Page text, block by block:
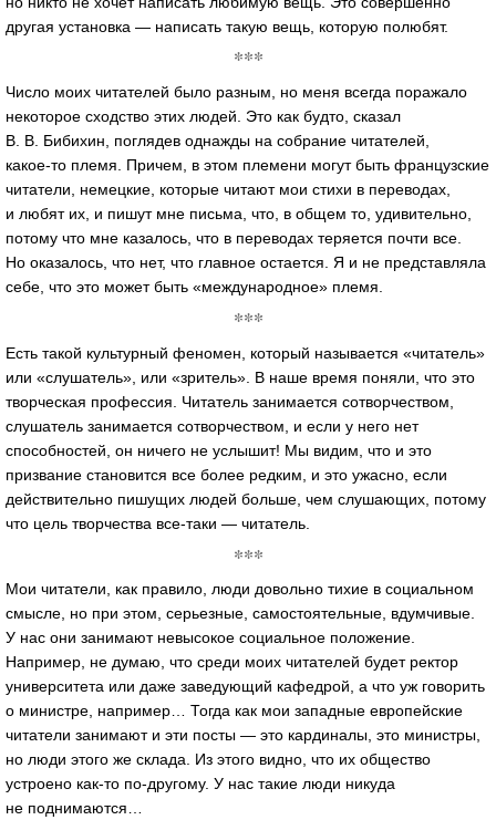
другая установка — написать такую вещь, которую полюбят.
***
Число моих читателей было разным, но меня всегда поражало
некоторое сходство этих людей. Это как будто, сказал
В. В. Бибихин , поглядев однажды на собрание читателей,
какое-то племя. Причем, в этом племени могут быть французские
читатели, немецкие, которые читают мои стихи в переводах,
и любят их, и пишут мне письма, что, в общем то, удивительно,
потому что мне казалось, что в переводах теряется почти все.
Но оказалось, что нет, что главное остается. Я и не представляла
себе, что это может быть «международное» племя.
***
Есть такой культурный феномен, который называется «читатель»
или «слушатель», или «зритель». В наше время поняли, что это
творческая профессия. Читатель занимается сотворчеством,
слушатель занимается сотворчеством, и если у него нет
способностей, он ничего не услышит! Мы видим, что и это
призвание становится все более редким, и это ужасно, если
действительно пишущих людей больше, чем слушающих, потому
что цель творчества все-таки — читатель.
***
Мои читатели, как правило, люди довольно тихие в социальном
смысле, но при этом, серьезные, самостоятельные, вдумчивые.
У нас они занимают невысокое социальное положение.
Например, не думаю, что среди моих читателей будет ректор
университета или даже заведующий кафедрой, а что уж говорить
о министре, например… Тогда как мои западные европейские
читатели занимают и эти посты — это кардиналы, это министры,
но люди этого же склада. Из этого видно, что их общество
устроено как-то по-другому. У нас такие люди никуда
не поднимаются…